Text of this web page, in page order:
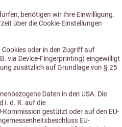
benötigen wir Ihre Einwilligung.
über die Cookie-Einstellungen
Cookies oder in den Zugriff auf
via Device-Fingerprinting) eingewilligt
zusätzlich auf Grundlage von § 25
Daten in den USA. Die
i. d. R. auf die
gestützt oder auf den EU-
EU-
Marstall Zucht-
22,95 €